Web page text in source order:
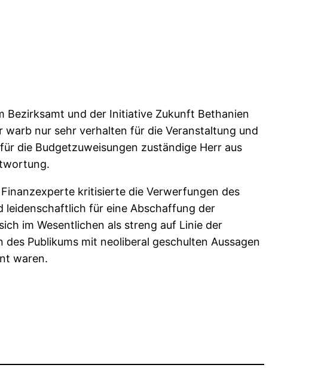
Bezirksamt und der Initiative Zukunft Bethanien
nur sehr verhalten für die Veranstaltung und
die Budgetzuweisungen zuständige Herr aus
kritisierte die Verwerfungen des
leidenschaftlich für eine Abschaffung der
im Wesentlichen als streng auf Linie der
Publikums mit neoliberal geschulten Aussagen
waren.